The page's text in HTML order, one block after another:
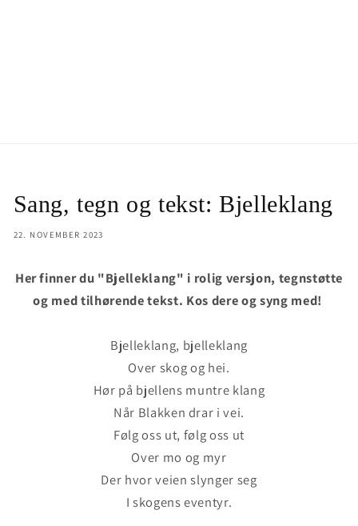
Sang, tegn og tekst: Bjelleklang
22. NOVEMBER 2023
Her finner du "Bjelleklang" i rolig versjon, tegnstøtte
og med tilhørende tekst. Kos dere og syng med!
Bjelleklang, bjelleklang
Over skog og hei.
Hør på bjellens muntre klang
Når Blakken drar i vei.
Følg oss ut, følg oss ut
Over mo og myr
Der hvor veien slynger seg
I skogens eventyr.